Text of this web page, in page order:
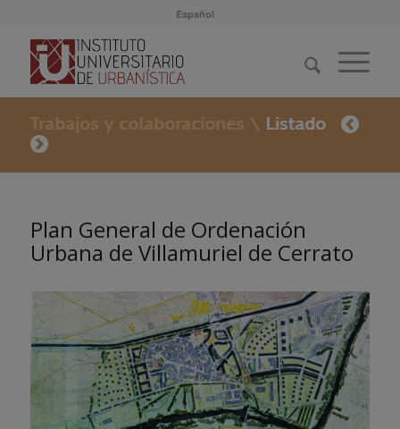
Español
Plan General de Ordenación
Urbana de Villamuriel de Cerrato